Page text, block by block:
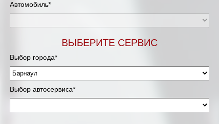
Автомобиль*
ВЫБЕРИТЕ СЕРВИС
Выбор города*
Выбор автосервиса*